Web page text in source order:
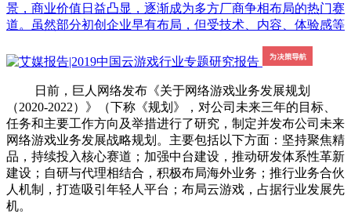
景，商业价值日益凸显，逐渐成为多方厂商争相布局的热门赛
道。虽然部分初创企业早有布局，但受技术、内容、体验感等
日前，巨人网络发布《关于网络游戏业务发展规划
（2020-2022）》（下称《规划》，对公司未来三年的目标、
任务和主要工作方向及举措进行了研究，制定并发布公司未来
网络游戏业务发展战略规划。主要包括以下方面：坚持聚焦精
品，持续投入核心赛道；加强中台建设，推动研发体系性革新
建设；自研与代理相结合，积极布局海外业务；推行业务合伙
人机制，打造吸引年轻人平台；布局云游戏，占据行业发展先
机。